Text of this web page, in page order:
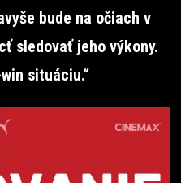
bude na očiach v
sledovať jeho výkony.
situáciu.“